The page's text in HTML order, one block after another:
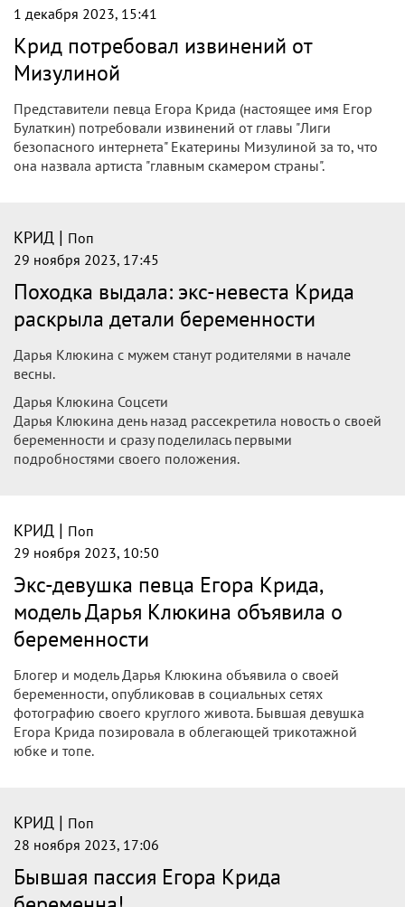
1 декабря 2023, 15:41
Крид потребовал извинений от
Мизулиной
Представители певца Егора Крида (настоящее имя Егор
Булаткин) потребовали извинений от главы "Лиги
безопасного интернета" Екатерины Мизулиной за то, что
она назвала артиста "главным скамером страны".
КРИД | Поп
29 ноября 2023, 17:45
Походка выдала: экс-невеста Крида
раскрыла детали беременности
Дарья Клюкина с мужем станут родителями в начале
весны.
Дарья Клюкина Соцсети
Дарья Клюкина день назад рассекретила новость о своей
беременности и сразу поделилась первыми
подробностями своего положения.
КРИД | Поп
29 ноября 2023, 10:50
Экс-девушка певца Егора Крида,
модель Дарья Клюкина объявила о
беременности
Блогер и модель Дарья Клюкина объявила о своей
беременности, опубликовав в социальных сетях
фотографию своего круглого живота. Бывшая девушка
Егора Крида позировала в облегающей трикотажной
юбке и топе.
КРИД | Поп
28 ноября 2023, 17:06
Бывшая пассия Егора Крида